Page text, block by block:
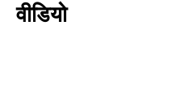
वीडियो